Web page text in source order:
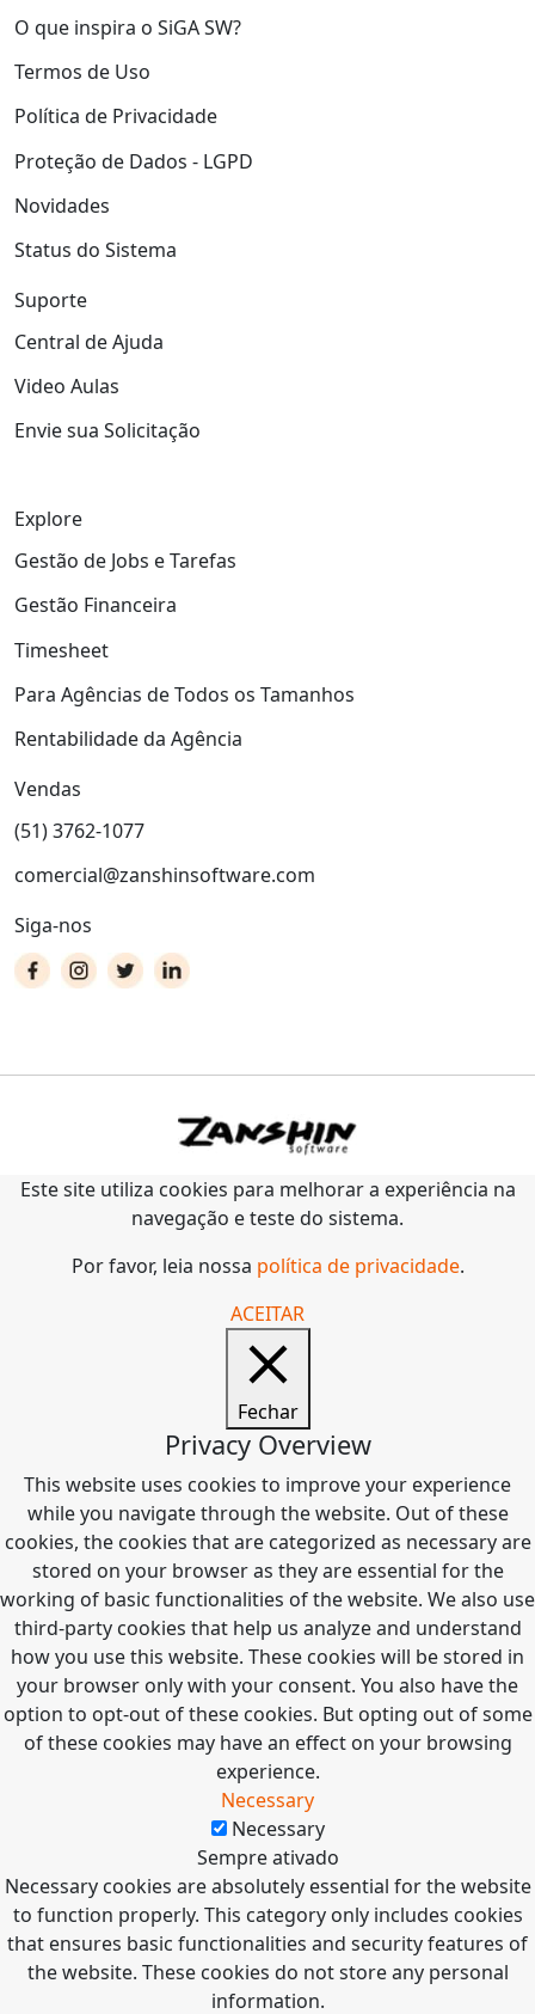
O que inspira o SiGA SW?
Termos de Uso
Política de Privacidade
Proteção de Dados - LGPD
Novidades
Status do Sistema
Suporte
Central de Ajuda
Video Aulas
Envie sua Solicitação
Explore
Gestão de Jobs e Tarefas
Gestão Financeira
Timesheet
Para Agências de Todos os Tamanhos
Rentabilidade da Agência
Vendas
(51) 3762-1077
comercial@zanshinsoftware.com
Siga-nos
Este site utiliza cookies para melhorar a experiência na
navegação e teste do sistema.
Por favor, leia nossa política de privacidade.
ACEITAR
Fechar
Privacy Overview
This website uses cookies to improve your experience
while you navigate through the website. Out of these
cookies, the cookies that are categorized as necessary are
stored on your browser as they are essential for the
working of basic functionalities of the website. We also use
third-party cookies that help us analyze and understand
how you use this website. These cookies will be stored in
your browser only with your consent. You also have the
option to opt-out of these cookies. But opting out of some
of these cookies may have an effect on your browsing
experience.
Necessary
Necessary
Sempre ativado
Necessary cookies are absolutely essential for the website
to function properly. This category only includes cookies
that ensures basic functionalities and security features of
the website. These cookies do not store any personal
information.